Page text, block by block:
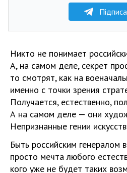
Никто не понимает
А, на самом деле, секрет
то смотрят, как на
именно с точки зрения
Получается, естественно,
А на самом деле — они
Непризнанные гении
Быть российским генералом
просто мечта любого
кого уже не будет таких